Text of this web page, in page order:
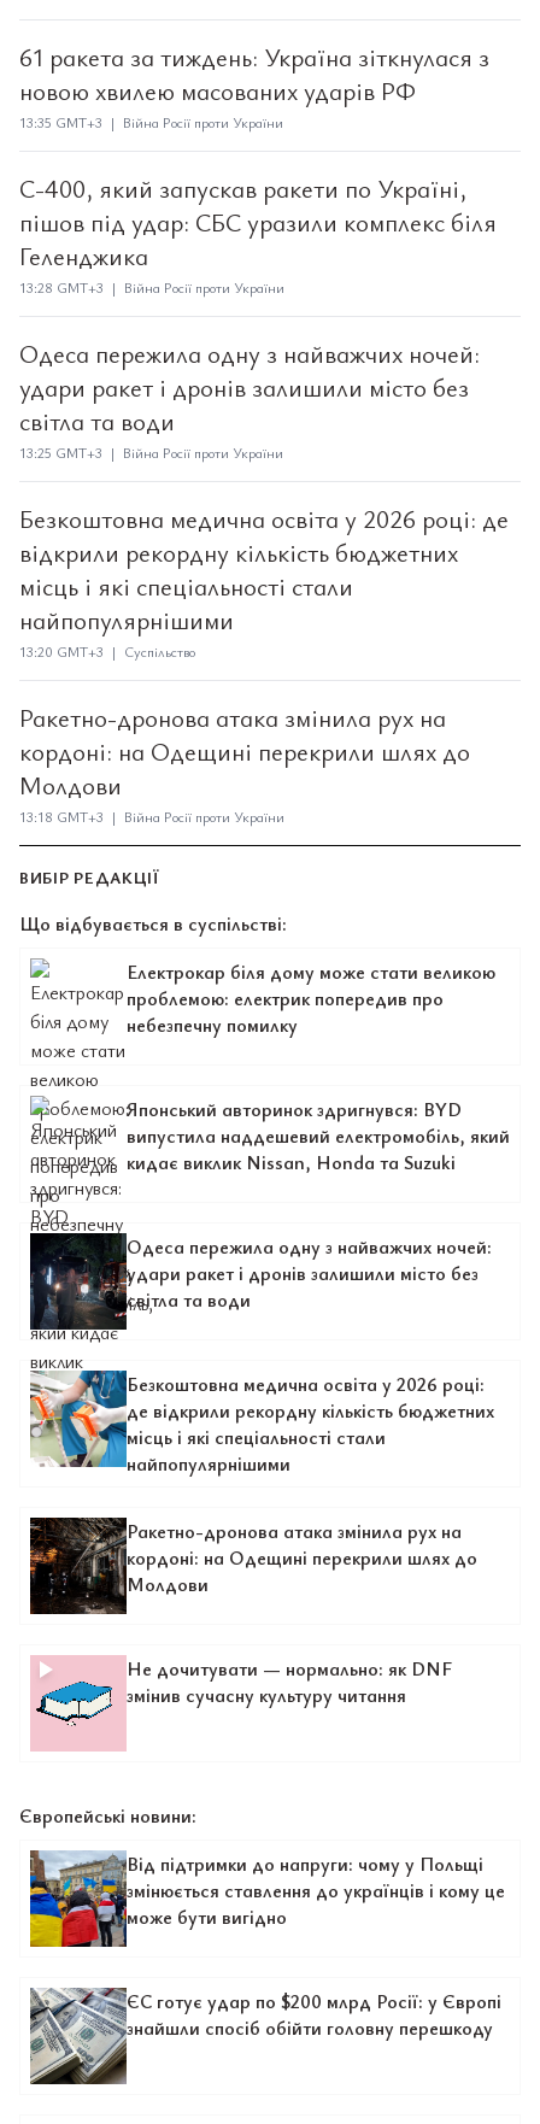
61 ракета за тиждень: Україна зіткнулася з
новою хвилею масованих ударів РФ
13:35 GMT+3 | Війна Росії проти України
С-400, який запускав ракети по Україні,
пішов під удар: СБС уразили комплекс біля
Геленджика
13:28 GMT+3 | Війна Росії проти України
Одеса пережила одну з найважчих ночей:
удари ракет і дронів залишили місто без
світла та води
13:25 GMT+3 | Війна Росії проти України
Безкоштовна медична освіта у 2026 році: де
відкрили рекордну кількість бюджетних
місць і які спеціальності стали
найпопулярнішими
13:20 GMT+3 | Суспільство
Ракетно-дронова атака змінила рух на
кордоні: на Одещині перекрили шлях до
Молдови
13:18 GMT+3 | Війна Росії проти України
ВИБІР РЕДАКЦІЇ
Що відбувається в суспільстві:
Електрокар біля дому може стати великою
проблемою: електрик попередив про
небезпечну помилку
Японський авторинок здригнувся: BYD
випустила наддешевий електромобіль, який
кидає виклик Nissan, Honda та Suzuki
Одеса пережила одну з найважчих ночей:
удари ракет і дронів залишили місто без
світла та води
Безкоштовна медична освіта у 2026 році:
де відкрили рекордну кількість бюджетних
місць і які спеціальності стали
найпопулярнішими
Ракетно-дронова атака змінила рух на
кордоні: на Одещині перекрили шлях до
Молдови
Не дочитувати — нормально: як DNF
змінив сучасну культуру читання
Європейські новини:
Від підтримки до напруги: чому у Польщі
змінюється ставлення до українців і кому це
може бути вигідно
ЄС готує удар по $200 млрд Росії: у Європі
знайшли спосіб обійти головну перешкоду